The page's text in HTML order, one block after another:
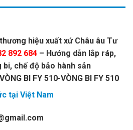
thương hiệu xuất xứ Châu âu Tư
892 684 – Hướng dẫn lắp ráp,
chế độ bảo hành sản
BI FY 510-VÒNG BI FY 510
tại Việt Nam